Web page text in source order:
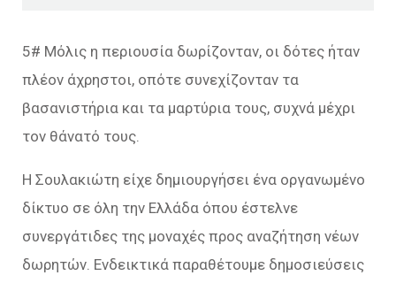
5# Μόλις η περιουσία δωρίζονταν, οι δότες ήταν
πλέον άχρηστοι, οπότε συνεχίζονταν τα
βασανιστήρια και τα μαρτύρια τους, συχνά μέχρι
τον θάνατό τους.
Η Σουλακιώτη είχε δημιουργήσει ένα οργανωμένο
δίκτυο σε όλη την Ελλάδα όπου έστελνε
συνεργάτιδες της μοναχές προς αναζήτηση νέων
δωρητών. Ενδεικτικά παραθέτουμε δημοσιεύσεις